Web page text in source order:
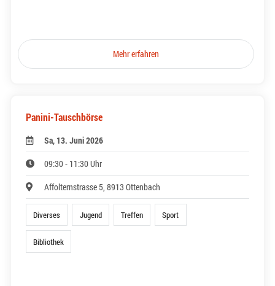
Mehr erfahren
Panini-Tauschbörse
Sa, 13. Juni 2026
09:30 - 11:30 Uhr
Affolternstrasse 5, 8913 Ottenbach
Diverses Jugend Treffen Sport
Bibliothek